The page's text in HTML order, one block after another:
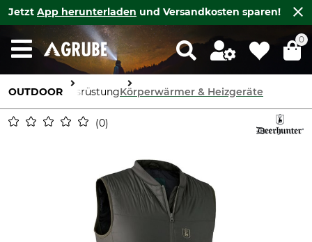
Jetzt App herunterladen und Versandkosten sparen!
0
OUTDOOR AusrüstungKörperwärmer & Heizgeräte
0